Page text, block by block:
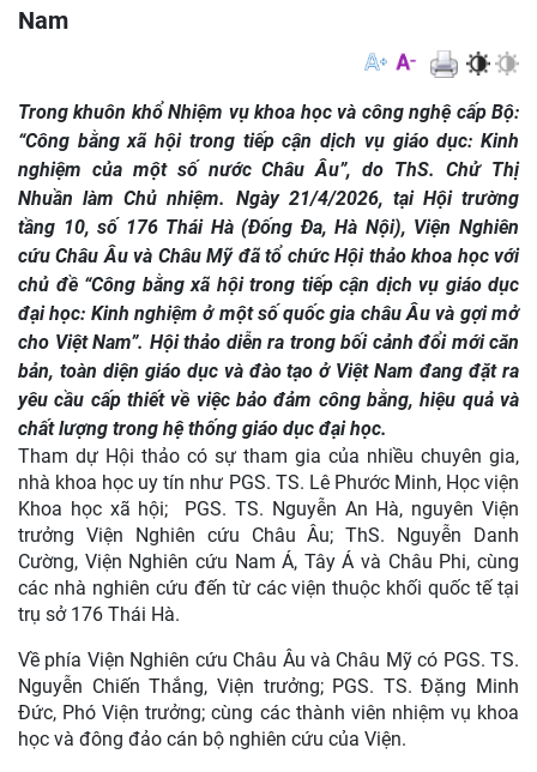
Nam
Trong khuôn khổ Nhiệm vụ khoa học và công nghệ cấp Bộ:
“Công bằng xã hội trong tiếp cận dịch vụ giáo dục: Kinh
nghiệm của một số nước Châu Âu”, do ThS. Chử Thị
Nhuần làm Chủ nhiệm. Ngày 21/4/2026, tại Hội trường
tầng 10, số 176 Thái Hà (Đống Đa, Hà Nội), Viện Nghiên
cứu Châu Âu và Châu Mỹ đã tổ chức Hội thảo khoa học với
chủ đề “Công bằng xã hội trong tiếp cận dịch vụ giáo dục
đại học: Kinh nghiệm ở một số quốc gia châu Âu và gợi mở
cho Việt Nam”. Hội thảo diễn ra trong bối cảnh đổi mới căn
bản, toàn diện giáo dục và đào tạo ở Việt Nam đang đặt ra
yêu cầu cấp thiết về việc bảo đảm công bằng, hiệu quả và
chất lượng trong hệ thống giáo dục đại học.
Tham dự Hội thảo có sự tham gia của nhiều chuyên gia,
nhà khoa học uy tín như PGS. TS. Lê Phước Minh, Học viện
Khoa học xã hội; PGS. TS. Nguyễn An Hà, nguyên Viện
trưởng Viện Nghiên cứu Châu Âu; ThS. Nguyễn Danh
Cường, Viện Nghiên cứu Nam Á, Tây Á và Châu Phi, cùng
các nhà nghiên cứu đến từ các viện thuộc khối quốc tế tại
trụ sở 176 Thái Hà.
Về phía Viện Nghiên cứu Châu Âu và Châu Mỹ có PGS. TS.
Nguyễn Chiến Thắng, Viện trưởng; PGS. TS. Đặng Minh
Đức, Phó Viện trưởng; cùng các thành viên nhiệm vụ khoa
học và đông đảo cán bộ nghiên cứu của Viện.